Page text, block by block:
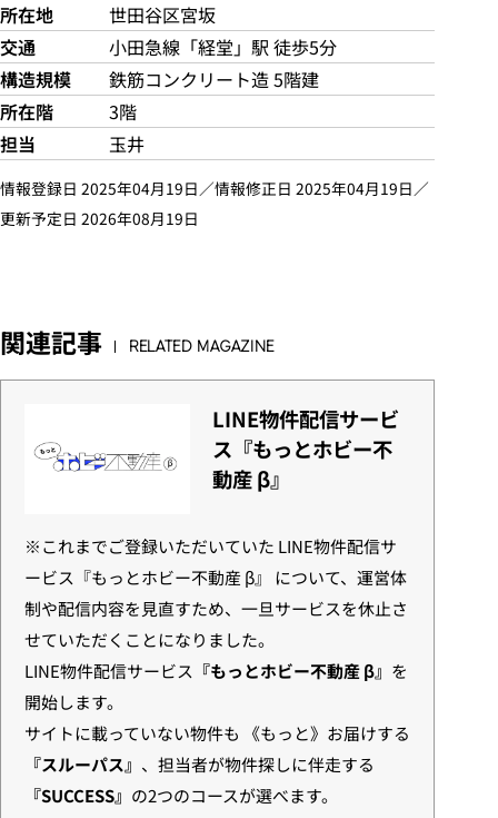
所在地
世田谷区宮坂
交通
小田急線「経堂」駅 徒歩5分
構造規模
鉄筋コンクリート造 5階建
所在階
3階
担当
玉井
情報登録日 2025年04月19日／情報修正日 2025年04月19日／
更新予定日 2026年08月19日
関連記事 RELATED MAGAZINE
LINE物件配信サービ
ス『もっとホビー不
動産 β』
※これまでご登録いただいていた LINE物件配信サ
ービス『もっとホビー不動産 β』 について、運営体
制や配信内容を見直すため、一旦サービスを休止さ
せていただくことになりました。
LINE物件配信サービス 『もっとホビー不動産 β』 を
開始します。
サイトに載っていない物件も 《もっと》お届けする
『スルーパス』 、担当者が物件探しに伴走する
『SUCCESS』 の2つのコースが選べます。